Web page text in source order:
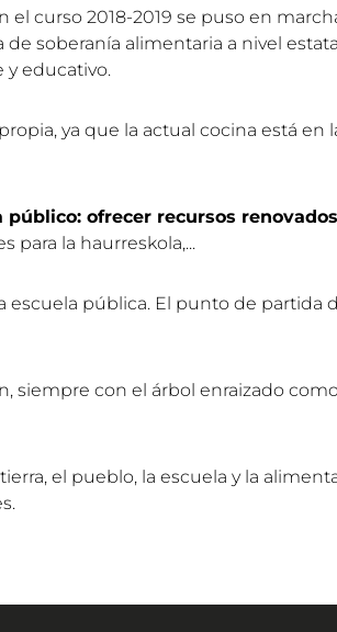
el curso 2018-2019 se puso en
soberanía alimentaria a nivel
y educativo.
ya que la actual cocina está en
ofrecer recursos
para la haurreskola,...
escuela pública. El punto de partida
siempre con el árbol enraizado
el pueblo, la escuela y la